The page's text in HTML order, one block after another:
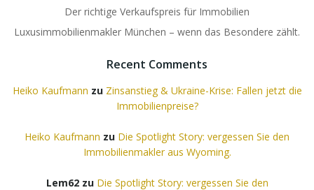
Der richtige Verkaufspreis für Immobilien
Luxusimmobilienmakler München – wenn das Besondere zählt.
Recent Comments
Heiko Kaufmann zu Zinsanstieg & Ukraine-Krise: Fallen jetzt die
Immobilienpreise?
Heiko Kaufmann zu Die Spotlight Story: vergessen Sie den
Immobilienmakler aus Wyoming.
Lem62zu Die Spotlight Story: vergessen Sie den